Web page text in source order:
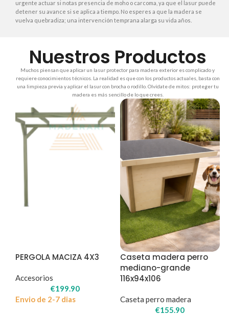
urgente actuar si notas presencia de moho o carcoma, ya que el lasur puede
detener su avance si se aplica a tiempo. No esperes a que la madera se
vuelva quebradiza; una intervención temprana alarga su vida años.
Nuestros Productos
Muchos piensan que aplicar un lasur protector para madera exterior es complicado y
requiere conocimientos técnicos. La realidad es que con los productos actuales, basta con
una limpieza previa y aplicar el lasur con brocha o rodillo. Olvídate de mitos: proteger tu
madera es más sencillo de lo que crees.
PERGOLA MACIZA 4X3
Accesorios
€199.90
Envio de 2-7 dias
Caseta madera perro
mediano-grande
116x94x106
Caseta perro madera
€155.90